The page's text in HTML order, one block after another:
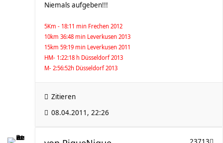
Niemals aufgeben!!!
5Km - 18:11 min Frechen 2012
10km 36:48 min Leverkusen 2013
15km 59:19 min Leverkusen 2011
HM- 1:22:18 h Düsseldorf 2013
M- 2:56:52h Düsseldorf 2013
Zitieren
08.04.2011, 22:26